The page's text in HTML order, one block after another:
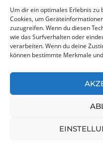
Um dir ein optimales Erlebnis zu
Cookies, um
zuzugreifen. Wenn du diesen
wie das Surfverhalten oder
verarbeiten. Wenn du deine
können bestimmte Merkmale
https://